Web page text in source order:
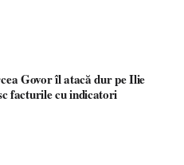
Govor îl atacă dur pe Ilie
facturile cu indicatori